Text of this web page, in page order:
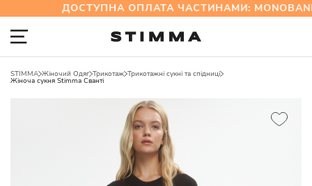
ДОСТУПНА ОПЛАТА ЧАСТИНАМИ:
STIMMA Жіночий Одяг Трикотаж Трикотажні сукні та спідниці
Жіноча сукня Stimma Сванті